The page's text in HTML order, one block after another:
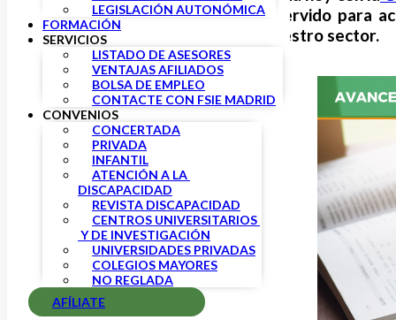
LEGISLACIÓN AUTONÓMICA
FORMACIÓN
SERVICIOS
LISTADO DE ASESORES
VENTAJAS AFILIADOS
BOLSA DE EMPLEO
CONTACTE CON FSIE MADRID
CONVENIOS
CONCERTADA
PRIVADA
INFANTIL
ATENCIÓN A LA
DISCAPACIDAD
REVISTA DISCAPACIDAD
CENTROS UNIVERSITARIOS
Y DE INVESTIGACIÓN
UNIVERSIDADES PRIVADAS
COLEGIOS MAYORES
NO REGLADA
AFÍLIATE
y CCOO. Este encuentro ha servido para
largamente demandada por nuestro sector.